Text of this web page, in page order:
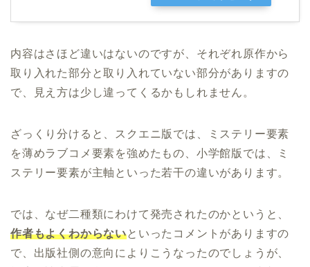
内容はさほど違いはないのですが、それぞれ原作から
取り入れた部分と取り入れていない部分がありますの
で、見え方は少し違ってくるかもしれません。
ざっくり分けると、スクエニ版では、ミステリー要素
を薄めラブコメ要素を強めたもの、小学館版では、ミ
ステリー要素が主軸といった若干の違いがあります。
では、なぜ二種類にわけて発売されたのかというと、
作者もよくわからないといったコメントがありますの
で、出版社側の意向によりこうなったのでしょうが、